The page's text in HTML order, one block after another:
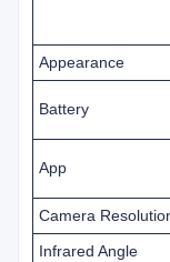
Appearance
Battery
App
Camera
Infrared Angle